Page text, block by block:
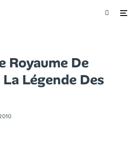
Royaume De
La Légende Des